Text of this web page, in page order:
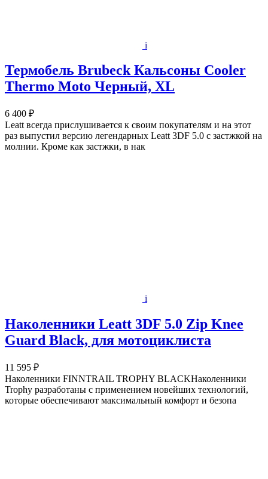
i
Термобель Brubeck Кальсоны Cooler
Thermo Moto Черный, XL
6 400 ₽
Leatt всегда прислушивается к своим покупателям и на этот
раз выпустил версию легендарных Leatt 3DF 5.0 с застжкой на
молнии. Кроме как застжки, в нак
i
Наколенники Leatt 3DF 5.0 Zip Knee
Guard Black, для мотоциклиста
11 595 ₽
Наколенники FINNTRAIL TROPHY BLACKНаколенники
Trophy разработаны с применением новейших технологий,
которые обеспечивают максимальный комфорт и безопа